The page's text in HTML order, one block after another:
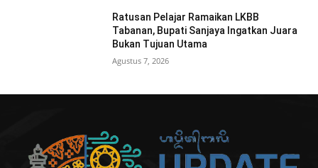
Ratusan Pelajar Ramaikan LKBB
Tabanan, Bupati Sanjaya Ingatkan Juara
Bukan Tujuan Utama
Agustus 7, 2026